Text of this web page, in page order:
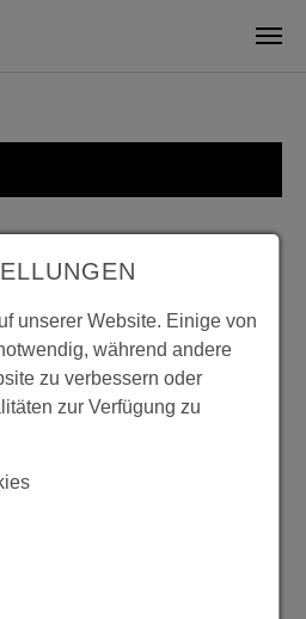
Donnerstag 08:00 bis 18:00;
unserer Website. Einige von
während andere
zu verbessern oder
zur Verfügung zu